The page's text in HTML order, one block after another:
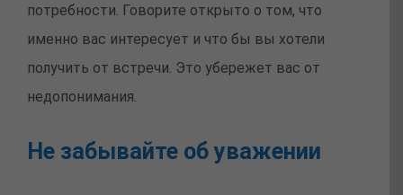
потребности. Говорите открыто о том, что
именно вас интересует и что бы вы хотели
получить от встречи. Это убережет вас от
недопонимания.
Не забывайте об уважении